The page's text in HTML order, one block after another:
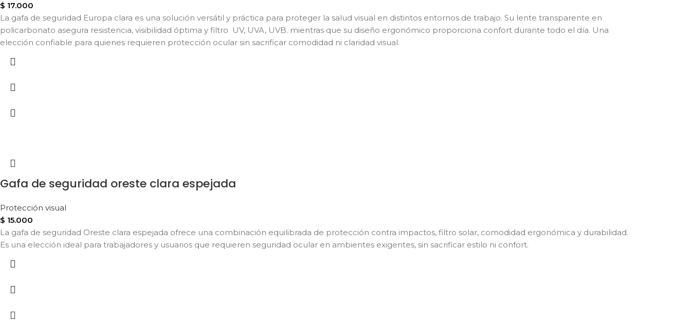
$ 17.000
La gafa de seguridad Europa clara es una solución versátil y práctica para proteger la salud visual en distintos entornos de trabajo. Su lente transparente en
policarbonato asegura resistencia, visibilidad óptima y filtro UV, UVA, UVB. mientras que su diseño ergonómico proporciona confort durante todo el día. Una
elección confiable para quienes requieren protección ocular sin sacrificar comodidad ni claridad visual.
Gafa de seguridad oreste clara espejada
Protección visual
$ 15.000
La gafa de seguridad Oreste clara espejada ofrece una combinación equilibrada de protección contra impactos, filtro solar, comodidad ergonómica y durabilidad.
Es una elección ideal para trabajadores y usuarios que requieren seguridad ocular en ambientes exigentes, sin sacrificar estilo ni confort.